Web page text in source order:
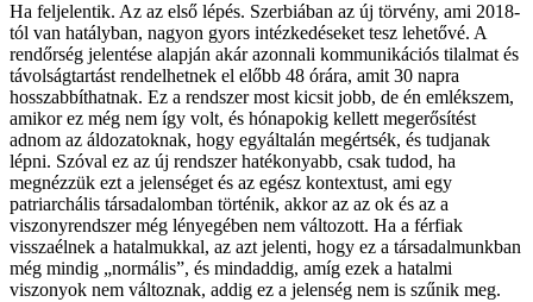
Ha feljelentik. Az az első lépés. Szerbiában az új törvény, ami 2018-
tól van hatályban, nagyon gyors intézkedéseket tesz lehetővé. A
rendőrség jelentése alapján akár azonnali kommunikációs tilalmat és
távolságtartást rendelhetnek el előbb 48 órára, amit 30 napra
hosszabbíthatnak. Ez a rendszer most kicsit jobb, de én emlékszem,
amikor ez még nem így volt, és hónapokig kellett megerősítést
adnom az áldozatoknak, hogy egyáltalán megértsék, és tudjanak
lépni. Szóval ez az új rendszer hatékonyabb, csak tudod, ha
megnézzük ezt a jelenséget és az egész kontextust, ami egy
patriarchális társadalomban történik, akkor az az ok és az a
viszonyrendszer még lényegében nem változott. Ha a férfiak
visszaélnek a hatalmukkal, az azt jelenti, hogy ez a társadalmunkban
még mindig „normális”, és mindaddig, amíg ezek a hatalmi
viszonyok nem változnak, addig ez a jelenség nem is szűnik meg.